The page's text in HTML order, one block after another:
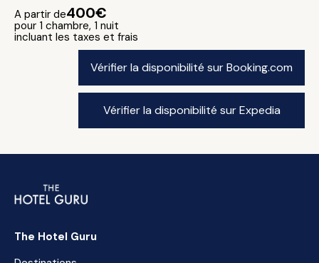
A partir de400€
pour 1 chambre, 1 nuit
incluant les taxes et frais
Vérifier la disponibilité sur Booking.com
Vérifier la disponibilité sur Expedia
The Hotel Guru